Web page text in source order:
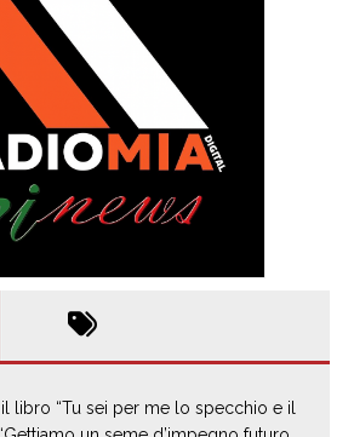
il libro “Tu sei per me lo specchio e il